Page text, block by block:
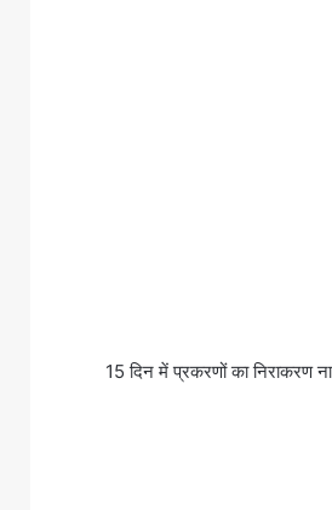
15 दिन में प्रकरणों का निराकरण